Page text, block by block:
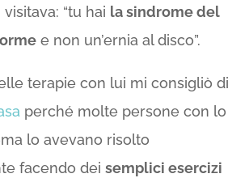
“tu hai la sindrome del
e non un’ernia al disco”.
terapie con lui mi consigliò di
perché molte persone con lo
lo avevano risolto
facendo dei semplici esercizi